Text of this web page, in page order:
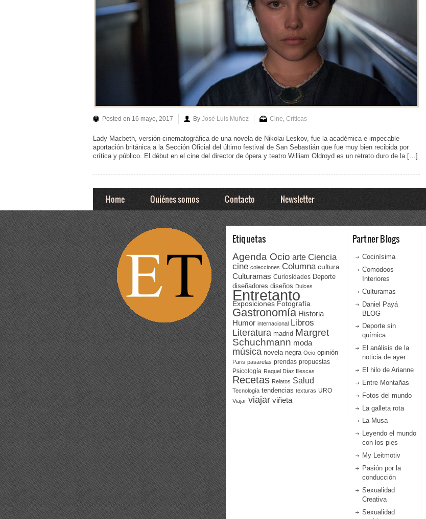
Posted on 16 mayo, 2017 By José Luis Muñoz Cine, Críticas
Lady Macbeth, versión cinematográfica de una novela de Nikolai Leskov, fue la académica e impecable
aportación británica a la Sección Oficial del último festival de San Sebastián que fue muy bien recibida por
crítica y público. El début en el cine del director de ópera y teatro William Oldroyd es un retrato duro de la […]
Home Quiénes somos Contacto Newsletter
Etiquetas
Agenda Ocio arte Ciencia
cine colecciones Columna cultura
Culturamas Curiosidades Deporte
diseñadores diseños Dulces
Entretanto
Exposiciones Fotografía
Gastronomía Historia
Humor internacional Libros
Literatura madrid Margret
Schuchmann moda
música novela negra Ocio opinión
Paris pasarelas prendas propuestas
Psicología Raquel Díaz Illescas
Recetas Relatos Salud
Tecnología tendencias texturas URO
Viajar viajar viñeta
Partner Blogs
Cocinísima
Comodoos
Interiores
Culturamas
Daniel Payá
BLOG
Deporte sin
química
El análisis de la
noticia de ayer
El hilo de Arianne
Entre Montañas
Fotos del mundo
La galleta rota
La Musa
Leyendo el mundo
con los pies
My Leitmotiv
Pasión por la
conducción
Sexualidad
Creativa
Sexualidad